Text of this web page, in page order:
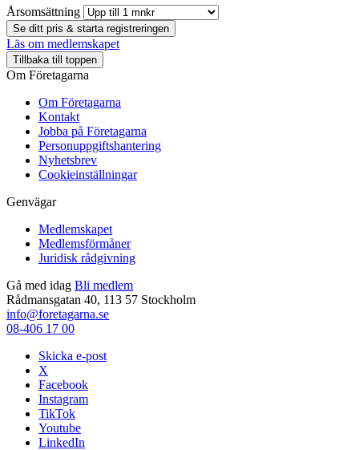
Årsomsättning
Se ditt pris & starta registreringen
Läs om medlemskapet
Tillbaka till toppen
Om Företagarna
Om Företagarna
Kontakt
Jobba på Företagarna
Personuppgiftshantering
Nyhetsbrev
Cookieinställningar
Genvägar
Medlemskapet
Medlemsförmåner
Juridisk rådgivning
Gå med idag Bli medlem
Rådmansgatan 40, 113 57 Stockholm
info@foretagarna.se
08-406 17 00
Skicka e-post
X
Facebook
Instagram
TikTok
Youtube
LinkedIn